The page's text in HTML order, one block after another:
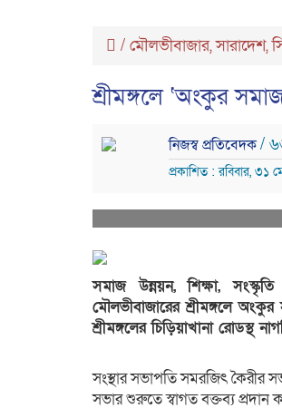
/ মৌলভীবাজার,সারাদেশ,
শ্রীমঙ্গলে ‘অংকুর
নিজস্ব প্রতিবেদক/
প্রকাশিত : রবিবার, ৩১
সমাজ উন্নয়ন, শিক্ষা,
মৌলভীবাজারের শ্রীমঙ্গলে
শ্রীমঙ্গলের চিড়িয়াখানা রোডস্থ
সংস্থার সভাপতি সমরজিৎ কৈরীর
​সভার শুরুতে স্বাগত বক্তব্য প্রদান